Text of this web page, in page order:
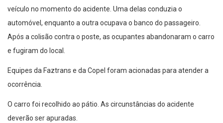
veículo no momento do acidente. Uma delas conduzia o
automóvel, enquanto a outra ocupava o banco do passageiro.
Após a colisão contra o poste, as ocupantes abandonaram o carro
e fugiram do local.
Equipes da Faztrans e da Copel foram acionadas para atender a
ocorrência.
O carro foi recolhido ao pátio. As circunstâncias do acidente
deverão ser apuradas.